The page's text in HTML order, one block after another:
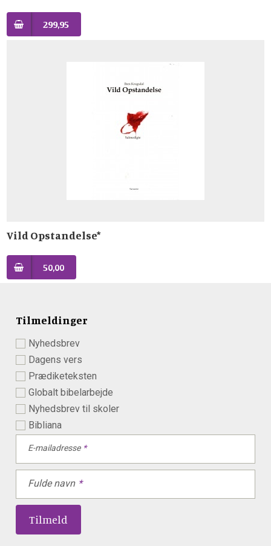
299,95
Vild Opstandelse*
50,00
Tilmeldinger
Nyhedsbrev
Dagens vers
Prædiketeksten
Globalt bibelarbejde
Nyhedsbrev til skoler
Bibliana
E-mailadresse
Fulde navn